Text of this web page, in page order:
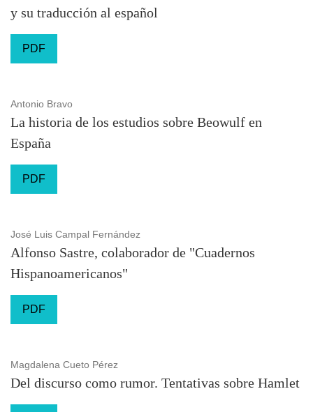
y su traducción al español
PDF
Antonio Bravo
La historia de los estudios sobre Beowulf en
España
PDF
José Luis Campal Fernández
Alfonso Sastre, colaborador de "Cuadernos
Hispanoamericanos"
PDF
Magdalena Cueto Pérez
Del discurso como rumor. Tentativas sobre Hamlet